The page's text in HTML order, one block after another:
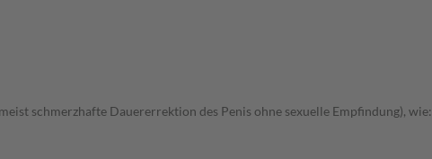
schmerzhafte Dauererrektion des Penis ohne sexuelle Empfindung), wie: